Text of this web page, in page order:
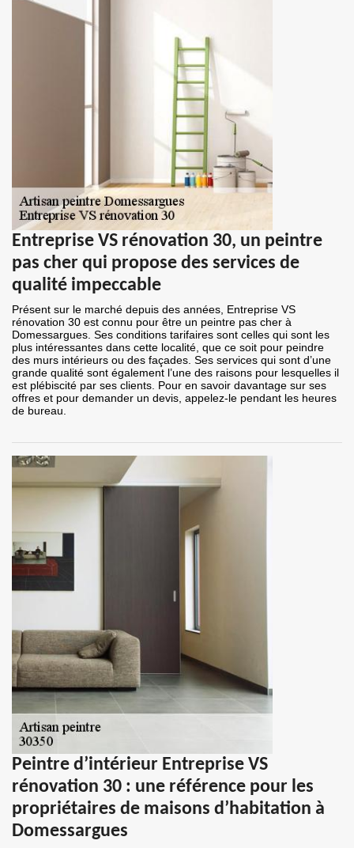
Entreprise VS rénovation 30, un peintre
pas cher qui propose des services de
qualité impeccable
Présent sur le marché depuis des années, Entreprise VS
rénovation 30 est connu pour être un peintre pas cher à
Domessargues. Ses conditions tarifaires sont celles qui sont les
plus intéressantes dans cette localité, que ce soit pour peindre
des murs intérieurs ou des façades. Ses services qui sont d’une
grande qualité sont également l’une des raisons pour lesquelles il
est plébiscité par ses clients. Pour en savoir davantage sur ses
offres et pour demander un devis, appelez-le pendant les heures
de bureau.
Peintre d’intérieur Entreprise VS
rénovation 30 : une référence pour les
propriétaires de maisons d’habitation à
Domessargues